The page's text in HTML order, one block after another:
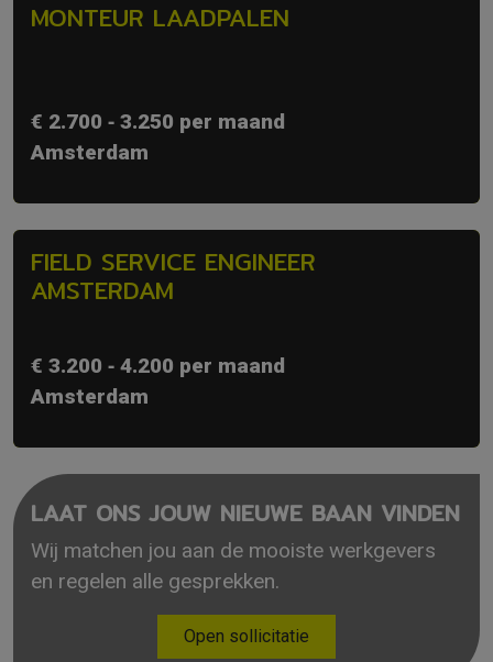
MONTEUR LAADPALEN
€ 2.700 ‐ 3.250 per maand
Amsterdam
FIELD SERVICE ENGINEER
AMSTERDAM
€ 3.200 ‐ 4.200 per maand
Amsterdam
LAAT ONS JOUW NIEUWE BAAN VINDEN
Wij matchen jou aan de mooiste werkgevers
en regelen alle gesprekken.
Open sollicitatie